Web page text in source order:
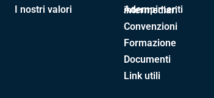
I nostri valori
Adempimenti intermediari
Convenzioni
Formazione
Documenti
Link utili